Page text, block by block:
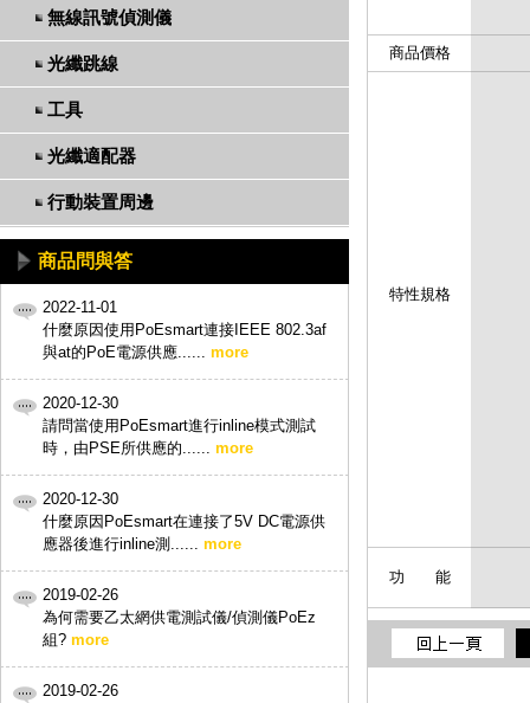
商品價格
特性規格
功 能
無線訊號偵測儀
光纖跳線
工具
光纖適配器
行動裝置周邊
商品問與答
2022-11-01
什麼原因使用PoEsmart連接IEEE 802.3af
與at的PoE電源供應...... more
2020-12-30
請問當使用PoEsmart進行inline模式測試
時，由PSE所供應的...... more
2020-12-30
什麼原因PoEsmart在連接了5V DC電源供
應器後進行inline測...... more
2019-02-26
為何需要乙太網供電測試儀/偵測儀PoEz
組? more
2019-02-26